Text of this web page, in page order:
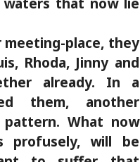
place, they
Rhoda, Jinny and
already. In a
them, another
What now
profusely, will be